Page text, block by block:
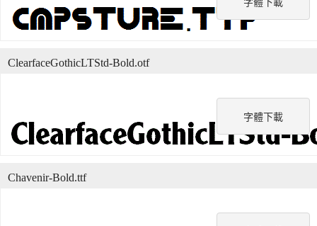
字體下載
字體下載
ClearfaceGothicLTStd-Bold.otf
Chavenir-Bold.ttf